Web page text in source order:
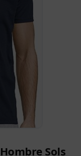
Sols